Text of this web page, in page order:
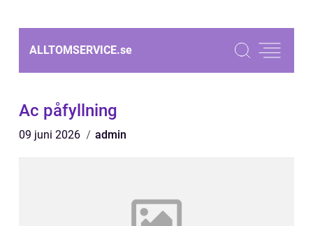
ALLTOMSERVICE.se
Ac påfyllning
09 juni 2026 admin